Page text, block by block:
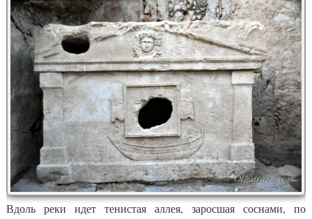
Вдоль реки идет тенистая аллея, заросшая соснами, по